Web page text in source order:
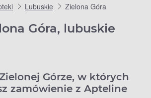
Lubuskie Zielona Góra
Góra, lubuskie
Górze, w których
zamówienie z Apteline